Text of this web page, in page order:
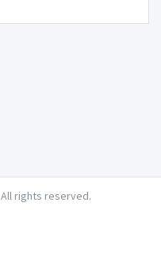
All rights reserved.